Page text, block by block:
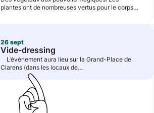
plantes ont de nombreuses vertus pour le corps…
26 sept
Vide-dressing
L’évènement aura lieu sur la Grand-Place de
Clarens (dans les locaux de…